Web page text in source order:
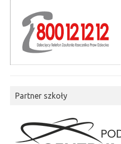
Partner szkoły